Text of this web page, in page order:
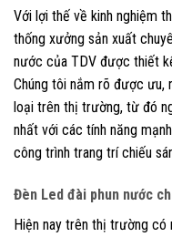
Với lợi thế về kinh nghiệm
thống xưởng sản xuất
nước của TDV được thiết
Chúng tôi nắm rõ được ưu,
loại trên thị trường, từ đó
nhất với các tính năng
công trình trang trí chiếu
Đèn Led đài phun nước
Hiện nay trên thị trường có